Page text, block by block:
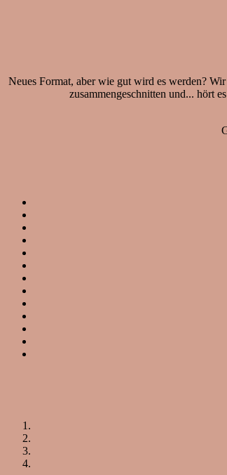
Neues Format, aber wie gut wird es werden?
zusammengeschnitten und... hört